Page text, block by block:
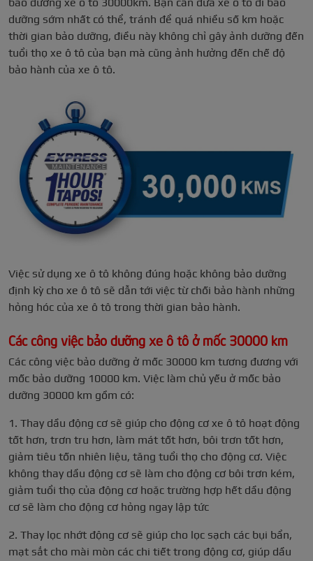
dưỡng sớm nhất có thể, tránh để quá nhiều số km hoặc
thời gian bảo dưỡng, điều này không chỉ gây ảnh dưỡng đến
tuổi thọ xe ô tô của bạn mà cũng ảnh hưởng đến chế độ
bảo hành của xe ô tô.
Việc sử dụng xe ô tô không đúng hoặc không bảo dưỡng
định kỳ cho xe ô tô sẽ dẫn tới việc từ chối bảo hành những
hỏng hóc của xe ô tô trong thời gian bảo hành.
Các công việc bảo dưỡng xe ô tô ở mốc 30000 km
Các công việc bảo dưỡng ở mốc 30000 km tương đương với
mốc bảo dưỡng 10000 km. Việc làm chủ yếu ở mốc bảo
dưỡng 30000 km gồm có:
1. Thay dầu động cơ sẽ giúp cho động cơ xe ô tô hoạt động
tốt hơn, trơn tru hơn, làm mát tốt hơn, bôi trơn tốt hơn,
giảm tiêu tốn nhiên liệu, tăng tuổi thọ cho động cơ. Việc
không thay dầu động cơ sẽ làm cho động cơ bôi trơn kém,
giảm tuổi thọ của động cơ hoặc trường hợp hết dầu động
cơ sẽ làm cho động cơ hỏng ngay lập tức
2. Thay lọc nhớt động cơ sẽ giúp cho lọc sạch các bụi bẩn,
mạt sắt cho mài mòn các chi tiết trong động cơ, giúp dầu